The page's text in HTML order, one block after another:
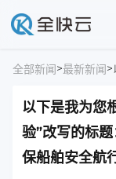
全部新闻>最新新闻>
以下是我为您
验”改写的标
保船舶安全航